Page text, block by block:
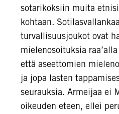
sotarikoksiin muita
kohtaan.
turvallisuusjoukot ovat
mielenosoituksia
että aseettomien
ja jopa lasten
seurauksia. Armeijaa ei
oikeuden eteen, ellei